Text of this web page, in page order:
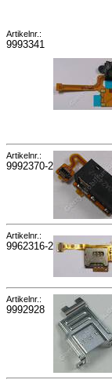
Artikelnr.:
9993341
Artikelnr.:
9992370-2
Artikelnr.:
9962316-2
Artikelnr.:
9992928